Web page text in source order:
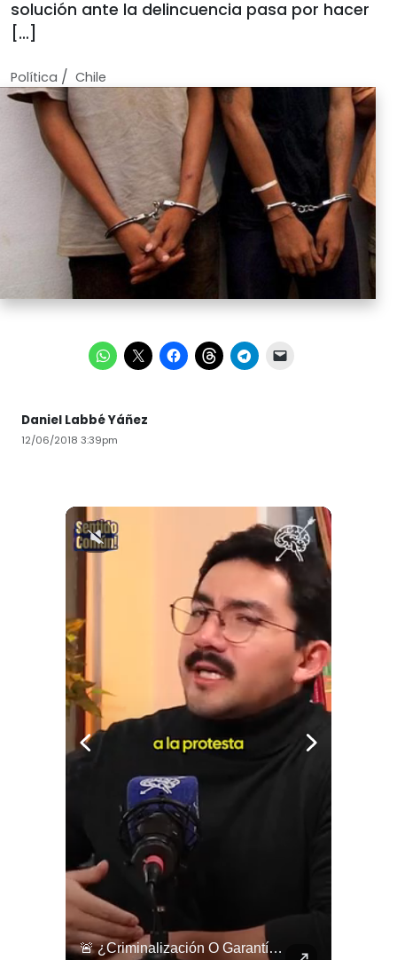
solución ante la delincuencia pasa por hacer
[…]
Política / Chile
Daniel Labbé Yáñez
12/06/2018 3:39pm
🚨 ¿Criminalización O Garantía Democrática?